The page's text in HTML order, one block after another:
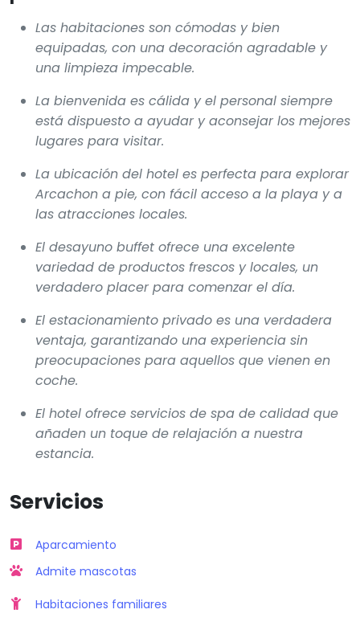
Las habitaciones son cómodas y bien
equipadas, con una decoración agradable y
una limpieza impecable.
La bienvenida es cálida y el personal siempre
está dispuesto a ayudar y aconsejar los mejores
lugares para visitar.
La ubicación del hotel es perfecta para explorar
Arcachon a pie, con fácil acceso a la playa y a
las atracciones locales.
El desayuno buffet ofrece una excelente
variedad de productos frescos y locales, un
verdadero placer para comenzar el día.
El estacionamiento privado es una verdadera
ventaja, garantizando una experiencia sin
preocupaciones para aquellos que vienen en
coche.
El hotel ofrece servicios de spa de calidad que
añaden un toque de relajación a nuestra
estancia.
Servicios
Aparcamiento
Admite mascotas
Habitaciones familiares